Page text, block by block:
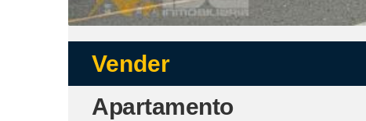
Vender
Apartamento